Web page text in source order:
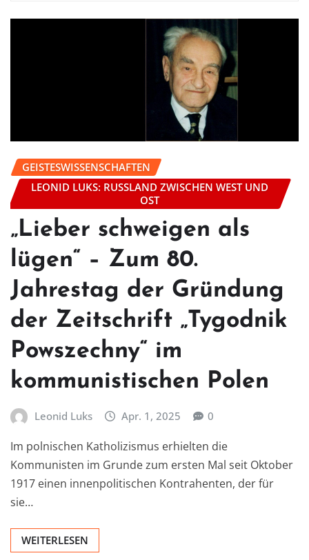
GEISTESWISSENSCHAFTEN
LEONID LUKS: RUSSLAND ZWISCHEN WEST UND
OST
„Lieber schweigen als
lügen“ – Zum 80.
Jahrestag der Gründung
der Zeitschrift „Tygodnik
Powszechny“ im
kommunistischen Polen
Leonid Luks Apr. 1, 2025 0
Im polnischen Katholizismus erhielten die
Kommunisten im Grunde zum ersten Mal seit Oktober
1917 einen innenpolitischen Kontrahenten, der für
sie…
WEITERLESEN